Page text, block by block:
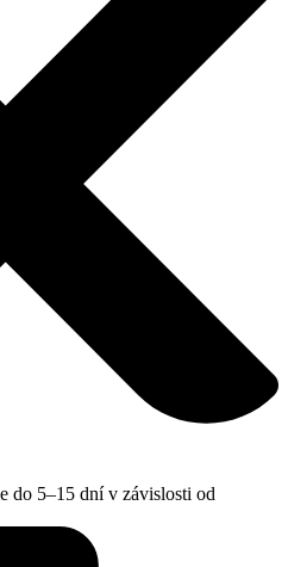
do 5–15 dní v závislosti od